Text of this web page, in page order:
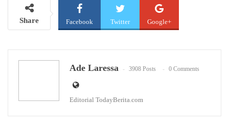
Share Facebook Twitter Google+
Ade Laressa 3908 Posts 0 Comments
Editorial TodayBerita.com